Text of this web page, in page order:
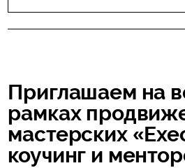
Приглашаем на
рамках
мастерских
коучинг и